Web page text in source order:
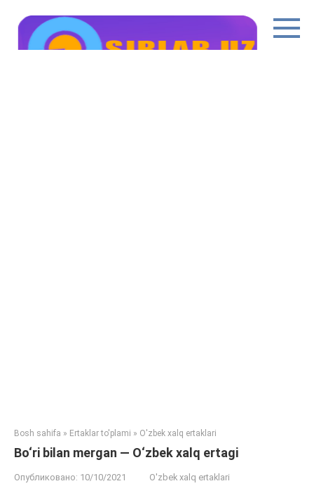
контенту
Bosh sahifa » Ertaklar to'plami » O'zbek xalq ertaklari
Bo‘ri bilan mergan — O‘zbek xalq ertagi
Опубликовано: 10/10/2021 O'zbek xalq ertaklari